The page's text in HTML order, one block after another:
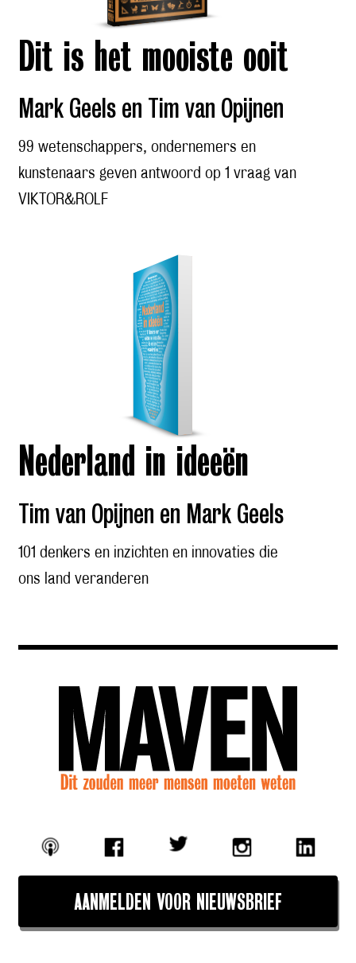
Dit is het mooiste ooit
Mark Geels en Tim van Opijnen
99 wetenschappers, ondernemers en
kunstenaars geven antwoord op 1 vraag van
VIKTOR&ROLF
Nederland in ideeën
Tim van Opijnen en Mark Geels
101 denkers en inzichten en innovaties die
ons land veranderen
AANMELDEN VOOR NIEUWSBRIEF